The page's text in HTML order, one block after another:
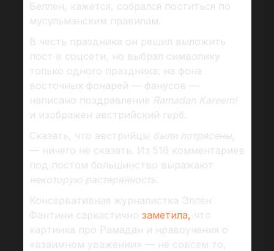
Беллен, кажется, собрался поститься по
мусульманским правилам.
В честь праздника он решил выложить
пост в соцсети, но выбрал символику
только одного праздника: на фоне
восточных фонарей — фанусов —
написано поздравление Ramadan Kareem!
и изображен австрийский герб.
Сказать, что австрийцы были потрясены,
— ничего не сказать. Из 516 комментариев
под постом большинство выражают
некоторую растерянность.
Консервативная журналистка Эллен
Фантини саркастично заметила, что
картинка про Рамадан и нравоучения о
«взаимном уважении» — не совсем то,